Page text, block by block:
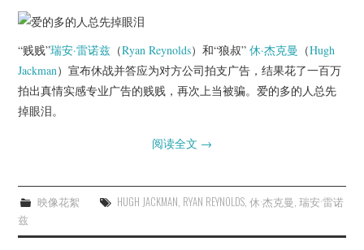
“贱贱”瑞安·雷诺兹 （Ryan Reynolds）和“狼叔”休·杰克曼 （Hugh
Jackman）宣布休战并答应为对方公司拍支广告，结果花了一百万
拍出真情实感专业广告的贱贱，再次上当被骗。爱的多的人总先
掉眼泪。
阅读全文 →
映像花絮 HUGH JACKMAN RYAN REYNOLDS, 休·杰克曼 瑞安·雷诺
兹